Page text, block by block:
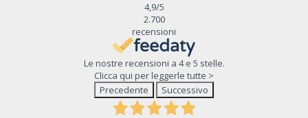
4,9/5
2.700
recensioni
Le nostre recensioni a 4 e 5 stelle.
Clicca qui per leggerle tutte >
Precedente
Successivo